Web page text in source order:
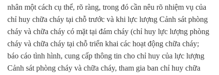
nhân một cách cụ thể, rõ ràng, trong đó cần nêu rõ nhiệm vụ của
chỉ huy chữa cháy tại chỗ trước và khi lực lượng Cảnh sát phòng
cháy và chữa cháy có mặt tại đám cháy (chỉ huy lực lượng phòng
cháy và chữa cháy tại chỗ triển khai các hoạt động chữa cháy;
báo cáo tình hình, cung cấp thông tin cho chỉ huy của lực lượng
Cảnh sát phòng cháy và chữa cháy, tham gia ban chỉ huy chữa